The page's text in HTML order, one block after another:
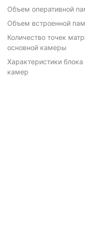
Объем оперативной
Объем встроенной
Количество точек
основной камеры
Характеристики блока
камер